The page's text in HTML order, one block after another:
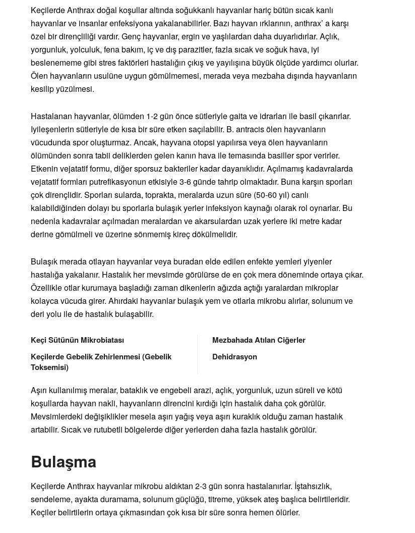
Keçilerde Anthrax doğal koşullar altında soğukkanlı hayvanlar hariç bütün sıcak kanlı
hayvanlar ve insanlar enfeksiyona yakalanabilirler. Bazı hayvan ırklarının, anthrax’ a karşı
özel bir dirençliliği vardır. Genç hayvanlar, ergin ve yaşlılardan daha duyarlıdırlar. Açlık,
yorgunluk, yolculuk, fena bakım, iç ve dış parazitler, fazla sıcak ve soğuk hava, iyi
beslenememe gibi stres faktörleri hastalığın çıkış ve yayılışına büyük ölçüde yardımcı olurlar.
Ölen hayvanların usulüne uygun gömülmemesi, merada veya mezbaha dışında hayvanların
kesilip yüzülmesi.
Hastalanan hayvanlar, ölümden 1-2 gün önce sütleriyle gaita ve idrarları ile basil çıkarırlar.
Iyileşenlerin sütleriyle de kısa bir süre etken saçılabilir. B. antracis ölen hayvanların
vücudunda spor oluşturmaz. Ancak, hayvana otopsi yapılırsa veya ölen hayvanların
ölümünden sonra tabii deliklerden gelen kanın hava ile temasında basiller spor verirler.
Etkenin vejatatif formu, diğer sporsuz bakteriler kadar dayanıklıdır. Açılmamış kadavralarda
vejatatif formları putrefikasyonun etkisiyle 3-6 günde tahrip olmaktadır. Buna karşın sporları
çok dirençlidir. Sporları sularda, toprakta, meralarda uzun süre (50-60 yıl) canlı
kalabildiğinden dolayı bu sporlarla bulaşık yerler infeksiyon kaynağı olarak rol oynarlar. Bu
nedenla kadavralar açılmadan meralardan ve akarsulardan uzak yerlere iki metre kadar
derine gömülmeli ve üzerine sönmemiş kireç dökülmelidir.
Bulaşık merada otlayan hayvanlar veya buradan elde edilen enfekte yemleri yiyenler
hastalığa yakalanır. Hastalık her mevsimde görülürse de en çok mera döneminde ortaya çıkar.
Özellikle otlar kurumaya başladığı zaman dikenlerin ağızda açtığı yaralardan mikroplar
kolayca vücuda girer. Ahırdaki hayvanlar bulaşık yem ve otlarla mikrobu alırlar, solunum ve
deri yolu ile de hastalık bulaşabilir.
Keçi Sütünün Mikrobiatası
Keçilerde Gebelik Zehirlenmesi (Gebelik
Toksemisi)
Mezbahada Atılan Ciğerler
Dehidrasyon
Aşırı kullanılmış meralar, bataklık ve engebeli arazi, açlık, yorgunluk, uzun süreli ve kötü
koşullarda hayvan nakli, hayvanların direncini kırdığı için hastalık daha çok görülür.
Mevsimlerdeki değişiklikler mesela aşırı yağış veya aşırı kuraklık olduğu zaman hastalık
artabilir. Sıcak ve rutubetli bölgelerde diğer yerlerden daha fazla hastalık görülür.
Bulaşma
Keçilerde Anthrax hayvanlar mikrobu aldıktan 2-3 gün sonra hastalanırlar. İştahsızlık,
sendeleme, ayakta duramama, solunum güçlüğü, titreme, yüksek ateş başlıca belirtileridir.
Keçiler belirtilerin ortaya çıkmasından çok kısa bir süre sonra hemen ölürler.